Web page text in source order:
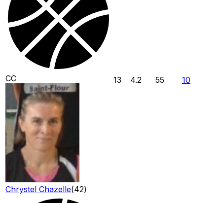
CC
Chrystel Chazelle(42)
13 4.2 55 10